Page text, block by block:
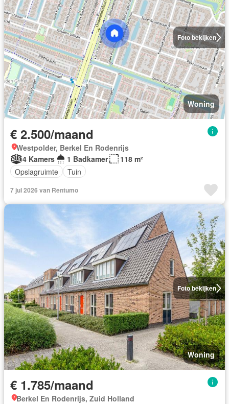
Foto bekijken
Woning
€ 2.500/maand
Westpolder, Berkel En Rodenrijs
4 Kamers
1 Badkamer
118 m²
Opslagruimte
Tuin
7 jul 2026 van Rentumo
Foto bekijken
Woning
€ 1.785/maand
Berkel En Rodenrijs, Zuid Holland